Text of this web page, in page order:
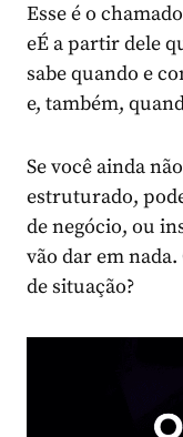
Esse é o chamado
eÉ a partir dele
sabe quando e
e, também,
Se você ainda
estruturado,
de negócio, ou
vão dar em
de situação?